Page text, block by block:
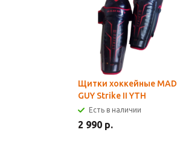
Щитки хоккейные MAD
GUY Strike II YTH
Есть в наличии
2 990 р.